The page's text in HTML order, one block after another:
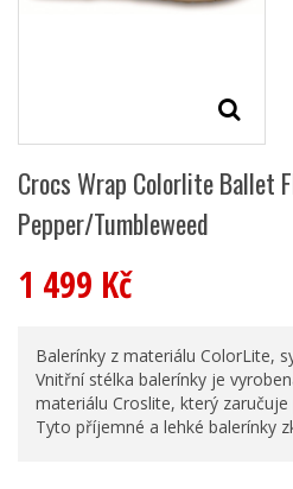
Crocs Wrap Colorlite Ballet
Pepper/Tumbleweed
1 499 Kč
Balerínky z materiálu ColorLite,
Vnitřní stélka balerínky je
materiálu Croslite, který
Tyto příjemné a lehké balerínky